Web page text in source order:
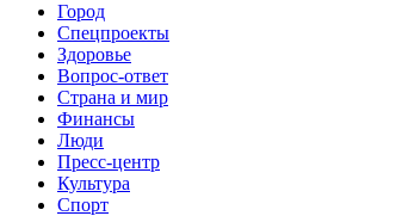
Город
Спецпроекты
Здоровье
Вопрос-ответ
Страна и мир
Финансы
Люди
Пресс-центр
Культура
Спорт